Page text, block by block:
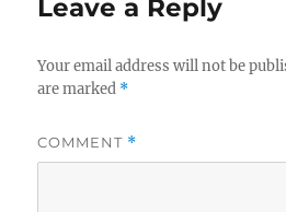
Leave a Reply
Your email address will not be
are marked *
COMMENT *